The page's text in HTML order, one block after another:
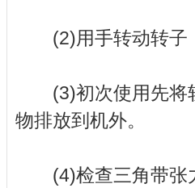
(2)用手转动转子
(3)初次使用先将软
物排放到机外。
(4)检查三角带张